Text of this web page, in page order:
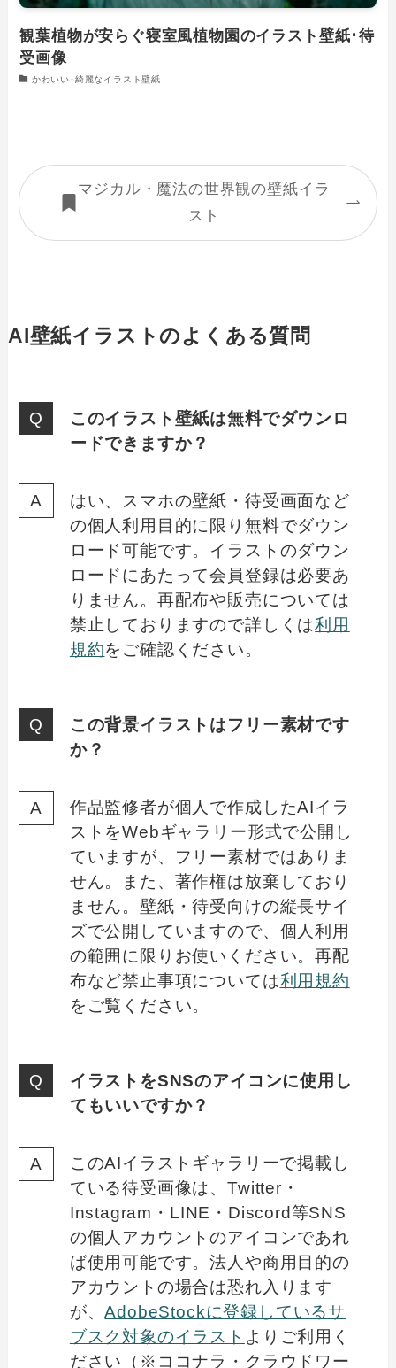
観葉植物が安らぐ寝室風植物園のイラスト壁紙･待
受画像
かわいい･綺麗なイラスト壁紙
マジカル・魔法の世界観の壁紙イラ
スト
AI壁紙イラストのよくある質問
このイラスト壁紙は無料でダウンロ
ードできますか？
はい、スマホの壁紙・待受画面など
の個人利用目的に限り無料でダウン
ロード可能です。イラストのダウン
ロードにあたって会員登録は必要あ
りません。再配布や販売については
禁止しておりますので詳しくは利用
規約をご確認ください。
この背景イラストはフリー素材です
か？
作品監修者が個人で作成したAIイラ
ストをWebギャラリー形式で公開し
ていますが、フリー素材ではありま
せん。また、著作権は放棄しており
ません。壁紙・待受向けの縦長サイ
ズで公開していますので、個人利用
の範囲に限りお使いください。再配
布など禁止事項については利用規約
をご覧ください。
イラストをSNSのアイコンに使用し
てもいいですか？
このAIイラストギャラリーで掲載し
ている待受画像は、Twitter・
Instagram・LINE・Discord等SNS
の個人アカウントのアイコンであれ
ば使用可能です。法人や商用目的の
アカウントの場合は恐れ入ります
が、AdobeStockに登録しているサ
ブスク対象のイラスト よりご利用く
ださい（※ココナラ・クラウドワー